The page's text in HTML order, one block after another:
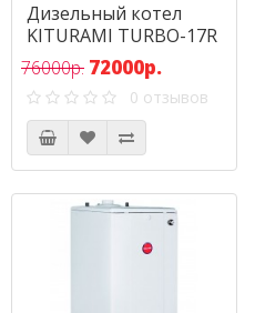
Дизельный котел
KITURAMI TURBO-17R
(19,8 кВт)
76000р. 72000р.
0 отзывов